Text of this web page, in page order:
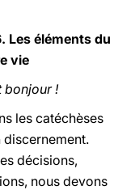
Les éléments du
vie
bonjour !
les catéchèses
décisions,
nous devons